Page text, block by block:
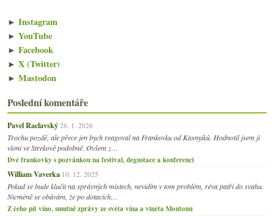
► Instagram
► YouTube
► Facebook
► X (Twitter)
► Mastodon
Poslední komentáře
Pavel Raclavský 26. 1. 2026
Trochu pozdě, ale přece jen bych reagoval na Frankovku od Kasnyiků. Hodnotil jsem ji
vloni ve Strekově podobně. Ovšem z…
Dvě frankovky s pozvánkou na festival, degustace a konferenci
William Vaverka 10. 12. 2025
Pokud se bude klučit na správných místech, nevidím v tom problém, réva patří do svahu.
Nicméně se obávám, že po dotacích…
Z čeho pít víno, smutné zprávy ze světa vína a viněta Moutonu